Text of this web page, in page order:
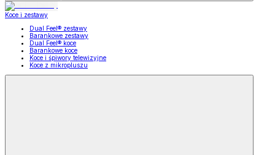
Koce i zestawy
Dual Feel® zestawy
Barankowe zestawy
Dual Feel® koce
Barankowe koce
Koce i śpiwory telewizyjne
Koce z mikropluszu